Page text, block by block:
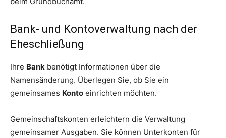
Bank- und Kontoverwaltung nach der
Eheschließung
Ihre Bank benötigt Informationen über die
Namensänderung. Überlegen Sie, ob Sie ein
gemeinsames Konto einrichten möchten.
Gemeinschaftskonten erleichtern die Verwaltung
gemeinsamer Ausgaben. Sie können Unterkonten für